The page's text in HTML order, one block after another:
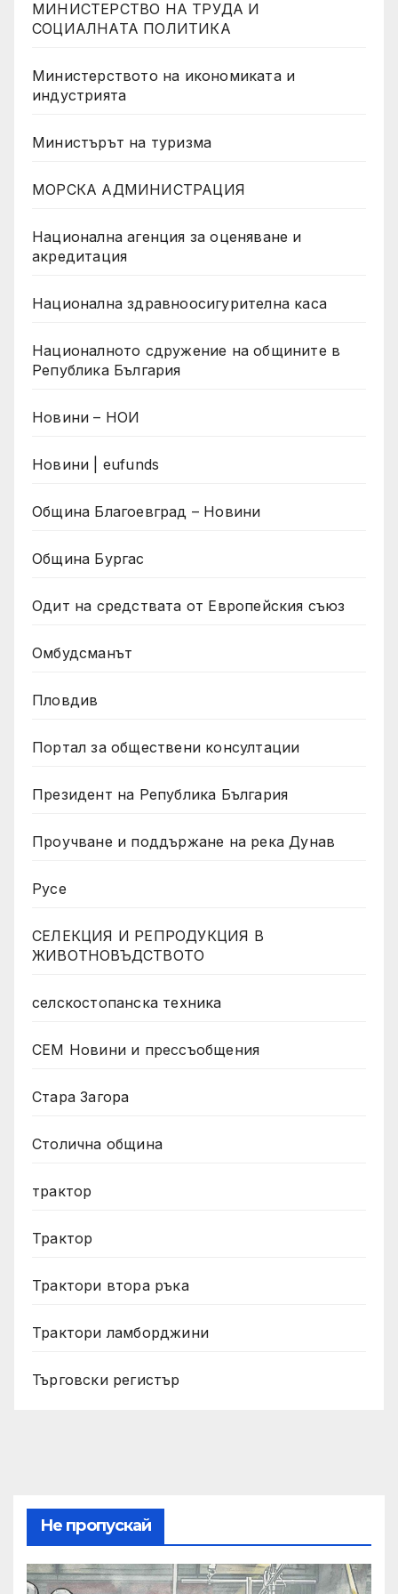
МИНИСТЕРСТВО НА ТРУДА И
СОЦИАЛНАТА ПОЛИТИКА
Министерството на икономиката и
индустрията
Министърът на туризма
МОРСКА АДМИНИСТРАЦИЯ
Национална агенция за оценяване и
акредитация
Национална здравноосигурителна каса
Националното сдружение на общините в
Република България
Новини – НОИ
Новини | eufunds
Община Благоевград – Новини
Община Бургас
Одит на средствата от Европейския съюз
Омбудсманът
Пловдив
Портал за обществени консултации
Президент на Република България
Проучване и поддържане на река Дунав
Русе
СЕЛЕКЦИЯ И РЕПРОДУКЦИЯ В
ЖИВОТНОВЪДСТВОТО
селскостопанска техника
СЕМ Новини и прессъобщения
Стара Загора
Столична община
трактор
Трактор
Трактори втора ръка
Трактори ламборджини
Търговски регистър
Не пропускай